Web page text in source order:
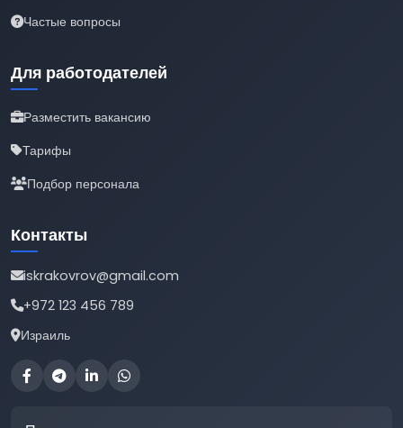
Частые вопросы
Для работодателей
Разместить вакансию
Тарифы
Подбор персонала
Контакты
iskrakovrov@gmail.com
+972 123 456 789
Израиль